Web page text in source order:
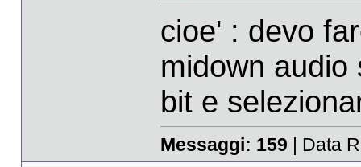
cioe' : devo
midown audio
bit e
Messaggi: 159 | Data